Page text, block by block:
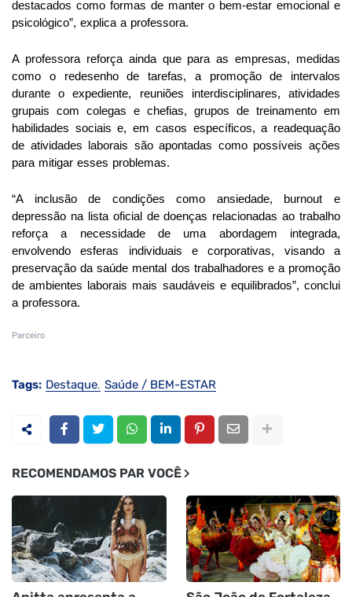
destacados como formas de manter o bem-estar emocional e
psicológico”, explica a professora.
A professora reforça ainda que para as empresas, medidas
como o redesenho de tarefas, a promoção de intervalos
durante o expediente, reuniões interdisciplinares, atividades
grupais com colegas e chefias, grupos de treinamento em
habilidades sociais e, em casos específicos, a readequação
de atividades laborais são apontadas como possíveis ações
para mitigar esses problemas.
“A inclusão de condições como ansiedade, burnout e
depressão na lista oficial de doenças relacionadas ao trabalho
reforça a necessidade de uma abordagem integrada,
envolvendo esferas individuais e corporativas, visando a
preservação da saúde mental dos trabalhadores e a promoção
de ambientes laborais mais saudáveis e equilibrados”, conclui
a professora.
Parceiro
Tags: Destaque Saúde / BEM-ESTAR
RECOMENDAMOS PAR VOCÊ